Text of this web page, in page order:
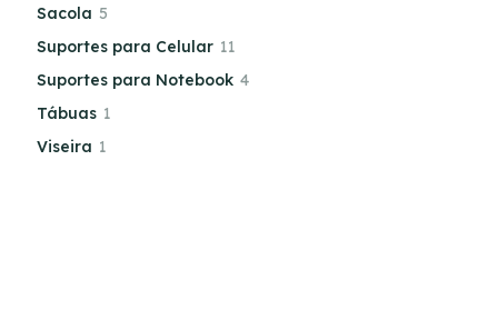
Sacola 5
Suportes para Celular 11
Suportes para Notebook 4
Tábuas 1
Viseira 1